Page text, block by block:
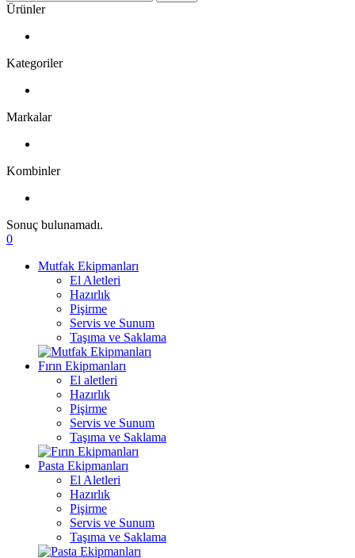
Ürünler
Kategoriler
Markalar
Kombinler
Sonuç bulunamadı.
0
Mutfak Ekipmanları
El Aletleri
Hazırlık
Pişirme
Servis ve Sunum
Taşıma ve Saklama
Fırın Ekipmanları
El aletleri
Hazırlık
Pişirme
Servis ve Sunum
Taşıma ve Saklama
Pasta Ekipmanları
El Aletleri
Hazırlık
Pişirme
Servis ve Sunum
Taşıma ve Saklama